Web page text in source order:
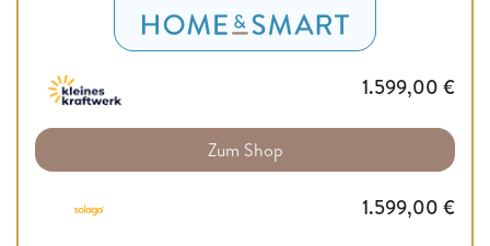
1.599,00 €
Zum Shop
1.599,00 €